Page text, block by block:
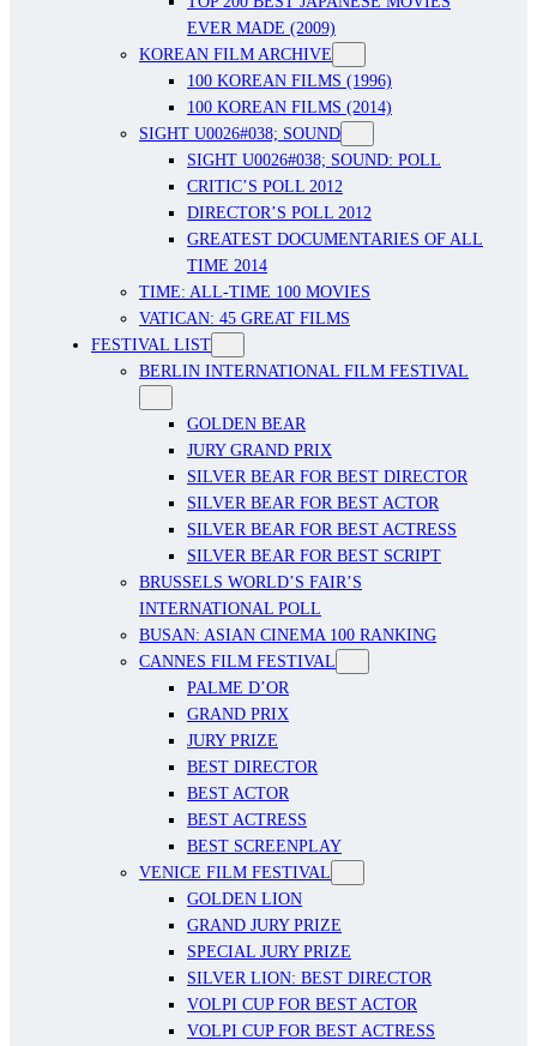
EVER MADE (2009)
KOREAN FILM ARCHIVE
100 KOREAN FILMS (1996)
100 KOREAN FILMS (2014)
SIGHT U0026#038; SOUND
SIGHT U0026#038; SOUND: POLL
CRITIC’S POLL 2012
DIRECTOR’S POLL 2012
GREATEST DOCUMENTARIES OF ALL
TIME 2014
TIME: ALL-TIME 100 MOVIES
VATICAN: 45 GREAT FILMS
FESTIVAL LIST
BERLIN INTERNATIONAL FILM FESTIVAL
GOLDEN BEAR
JURY GRAND PRIX
SILVER BEAR FOR BEST DIRECTOR
SILVER BEAR FOR BEST ACTOR
SILVER BEAR FOR BEST ACTRESS
SILVER BEAR FOR BEST SCRIPT
BRUSSELS WORLD’S FAIR’S
INTERNATIONAL POLL
BUSAN: ASIAN CINEMA 100 RANKING
CANNES FILM FESTIVAL
PALME D’OR
GRAND PRIX
JURY PRIZE
BEST DIRECTOR
BEST ACTOR
BEST ACTRESS
BEST SCREENPLAY
VENICE FILM FESTIVAL
GOLDEN LION
GRAND JURY PRIZE
SPECIAL JURY PRIZE
SILVER LION: BEST DIRECTOR
VOLPI CUP FOR BEST ACTOR
VOLPI CUP FOR BEST ACTRESS